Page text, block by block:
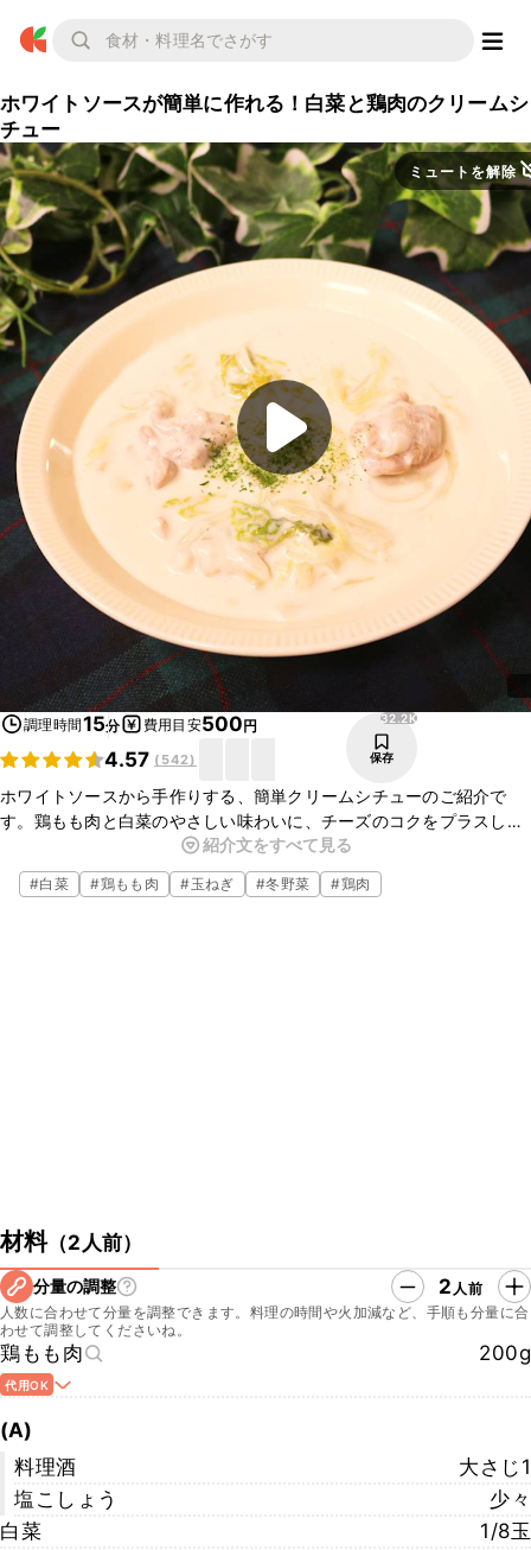
ホワイトソースが簡単に作れる！白菜と鶏肉のクリームシ
チュー
ミュートを解除
調理時間15分 費用目安500円
4.57 ( 542)
32.2K
保存
ホワイトソースから手作りする、簡単クリームシチューのご紹介で
す。鶏もも肉と白菜のやさしい味わいに、チーズのコクをプラスしま
した。具材を電子レンジで加熱するので、時短で作れますよ。
紹介文をすべて見る
#白菜 #鶏もも肉 #玉ねぎ #冬野菜 #鶏肉
材料（2人前）
分量の調整 2 人前
人数に合わせて分量を調整できます。料理の時間や火加減など、手順も分量に合
わせて調整してくださいね。
鶏もも肉 200g
代用OK
(A)
料理酒
大さじ1
塩こしょう
少々
白菜
1/8玉